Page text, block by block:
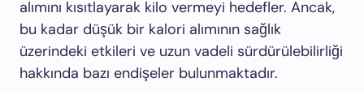
alımını kısıtlayarak kilo vermeyi hedefler. Ancak,
bu kadar düşük bir kalori alımının sağlık
üzerindeki etkileri ve uzun vadeli sürdürülebilirliği
hakkında bazı endişeler bulunmaktadır.